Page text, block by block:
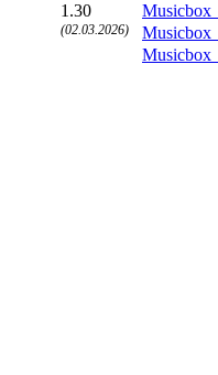
1.30
(02.03.2026)